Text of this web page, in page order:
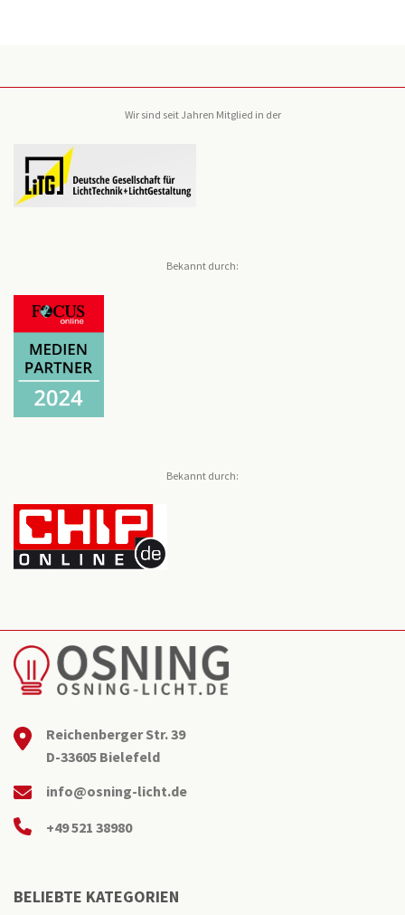
Wir sind seit Jahren Mitglied in der
Bekannt durch:
Bekannt durch:
Reichenberger Str. 39
D-33605 Bielefeld
info@osning-licht.de
+49 521 38980
BELIEBTE KATEGORIEN